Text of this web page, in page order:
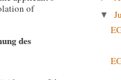
of
des
▼